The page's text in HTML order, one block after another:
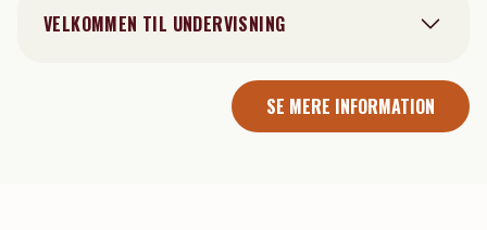
VELKOMMEN TIL UNDERVISNING
SE MERE INFORMATION